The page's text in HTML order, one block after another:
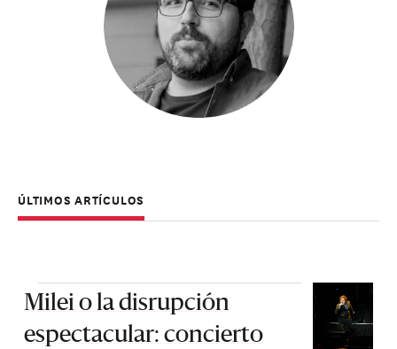
ÚLTIMOS ARTÍCULOS
Milei o la disrupción
espectacular: concierto